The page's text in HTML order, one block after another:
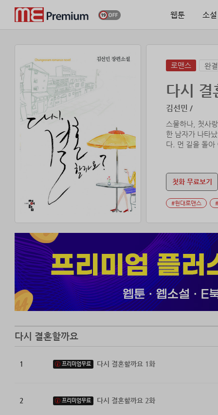
웹툰 소설
로맨스 완결
다시 결
김선민 /
스물하나, 첫사
한 남자가 나타
첫화 무료보기
#현대로맨스
다시 결혼할까요
1 프리미엄무료 다시 결혼할까요 1화
2 프리미엄무료 다시 결혼할까요 2화